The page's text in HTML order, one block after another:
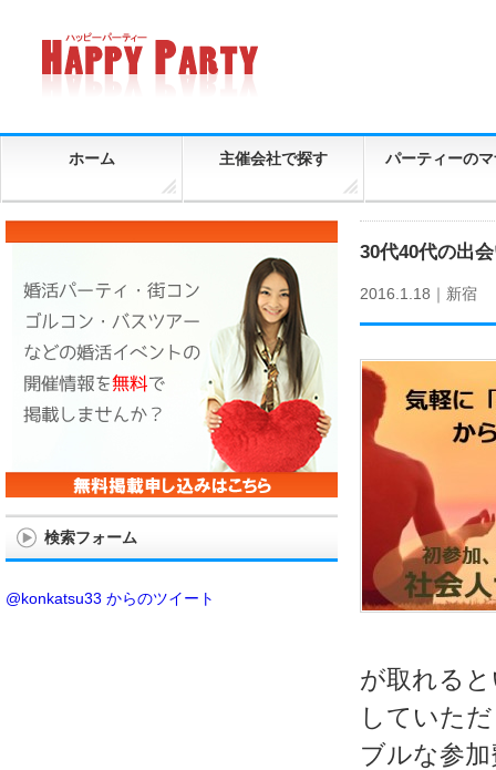
ホーム 主催会社で探す パーティーの
30代40代の出
2016.1.18｜ 新宿
が取れる
していた
ブルな参
検索フォーム
@konkatsu33 からのツイート